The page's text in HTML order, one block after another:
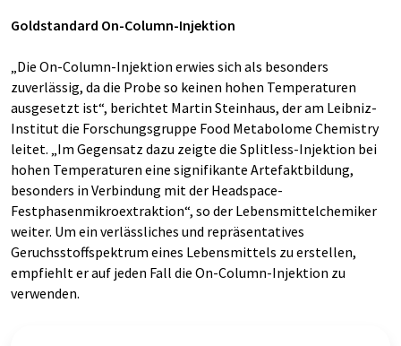
Goldstandard On-Column-Injektion
„Die On-Column-Injektion erwies sich als besonders
zuverlässig, da die Probe so keinen hohen Temperaturen
ausgesetzt ist“, berichtet Martin Steinhaus, der am Leibniz-
Institut die Forschungsgruppe Food Metabolome Chemistry
leitet. „Im Gegensatz dazu zeigte die Splitless-Injektion bei
hohen Temperaturen eine signifikante Artefaktbildung,
besonders in Verbindung mit der Headspace-
Festphasenmikroextraktion“, so der Lebensmittelchemiker
weiter. Um ein verlässliches und repräsentatives
Geruchsstoffspektrum eines Lebensmittels zu erstellen,
empfiehlt er auf jeden Fall die On-Column-Injektion zu
verwenden.